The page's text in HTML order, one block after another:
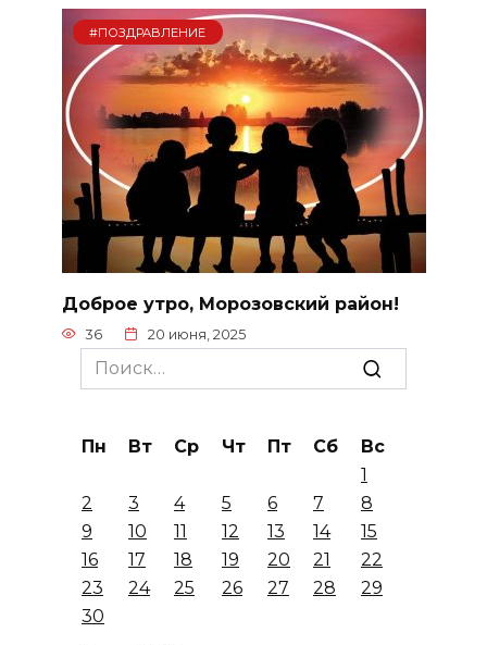
#ПОЗДРАВЛЕНИЕ
Доброе утро, Морозовский район!
36 20 июня, 2025
Search
for:
Пн Вт Ср Чт Пт Сб
Вс
1
2
3 4 5 6 7
8
9
10 11 12 13 14
15
16
17 18 19 20 21
22
23
24 25 26 27 28
29
30